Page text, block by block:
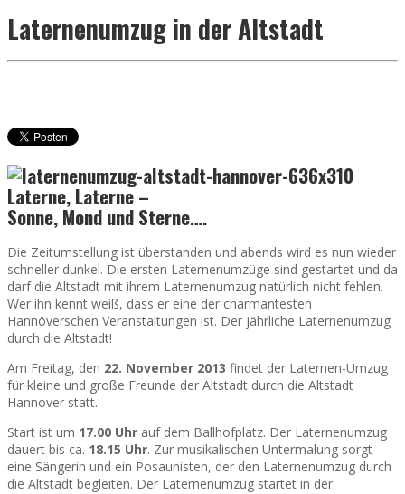
Laternenumzug in der Altstadt
Laterne, Laterne –
Sonne, Mond und Sterne….
Die Zeitumstellung ist überstanden und abends wird es nun wieder
schneller dunkel. Die ersten Laternenumzüge sind gestartet und da
darf die Altstadt mit ihrem Laternenumzug natürlich nicht fehlen.
Wer ihn kennt weiß, dass er eine der charmantesten
Hannöverschen Veranstaltungen ist. Der jährliche Laternenumzug
durch die Altstadt!
Am Freitag, den 22. November 2013 findet der Laternen-Umzug
für kleine und große Freunde der Altstadt durch die Altstadt
Hannover statt.
Start ist um 17.00 Uhr auf dem Ballhofplatz. Der Laternenumzug
dauert bis ca. 18.15 Uhr. Zur musikalischen Untermalung sorgt
eine Sängerin und ein Posaunisten, der den Laternenumzug durch
die Altstadt begleiten. Der Laternenumzug startet in der